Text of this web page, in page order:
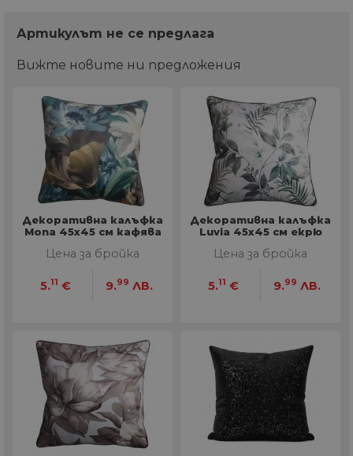
Артикулът не се предлага
Вижте новите ни предложения
Декоративна калъфка
Mona 45х45 см кафява
Цена за бройка
5.11 € 9.99 ЛВ.
Декоративна калъфка
Luvia 45х45 см екрю
Цена за бройка
5.11 € 9.99 ЛВ.